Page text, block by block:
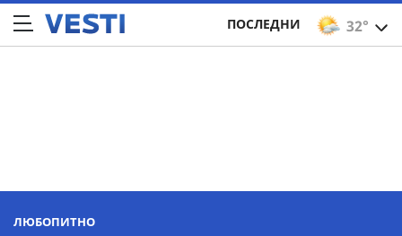
32°
ПОСЛЕДНИ
ЛЮБОПИТНО